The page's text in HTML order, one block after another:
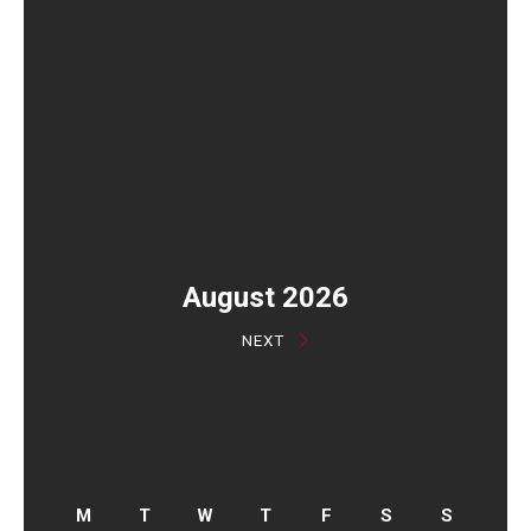
August 2026
NEXT